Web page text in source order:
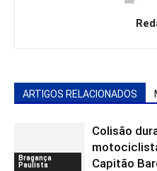
ARTIGOS RELACIONADOS
Bragança
Paulista
Colisão
Capitão